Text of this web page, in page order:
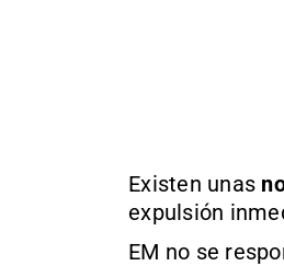
Existen unas
expulsión
EM no se